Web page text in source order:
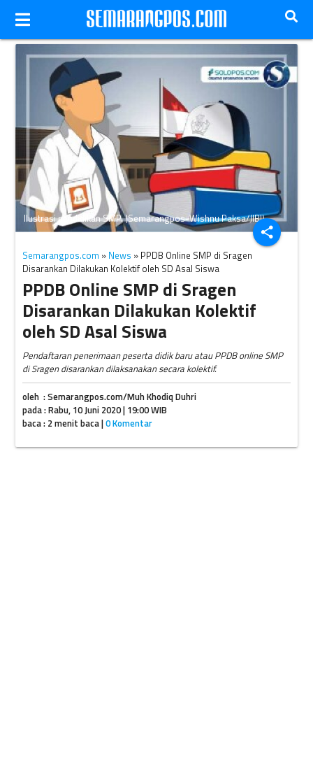
share
Ilustrasi pendidikan SMP. (Semarangpos-Wishnu Paksa/JIBI)
Semarangpos.com » News » PPDB Online SMP di Sragen
Disarankan Dilakukan Kolektif oleh SD Asal Siswa
PPDB Online SMP di Sragen
Disarankan Dilakukan Kolektif
oleh SD Asal Siswa
Pendaftaran penerimaan peserta didik baru atau PPDB online SMP
di Sragen disarankan dilaksanakan secara kolektif.
oleh : Semarangpos.com/Muh Khodiq Duhri
pada : Rabu, 10 Juni 2020 | 19:00 WIB
baca : 2 menit baca |0 Komentar